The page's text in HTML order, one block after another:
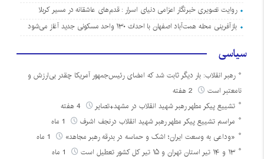
روایت تصویری خبرنگار اعزامی دنیای اسرار : قدم‌های عاشقانه در مسیر کربلا
بازآفرینی محله همت‌آباد اصفهان با احداث ۱۳۰ واحد مسکونی جدید آغاز می‌شود
سیاسی
رهبر انقلاب: بار دیگر ثابت شد که امضای رئیس‌جمهور آمریکا چقدر بی‌ارزش و
نامعتبر است
تشییع پیکر مطهر رهبر شهید انقلاب در مشهد+تصایر
مراسم تشییع پیکر مطهر رهبر شهید انقلاب درنجف اشرف
«وداعی به وسعت ایران؛ اشک و حماسه در بدرقه رهبر مجاهد»
۱۳ و ۱۴ تیر استان تهران و ۱۵ تیر کل کشور تعطیل است